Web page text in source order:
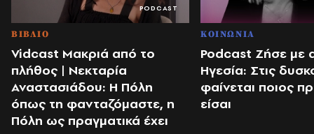
ΒΙΒΛΙΟ
Vidcast Μακριά από το
πλήθος | Νεκταρία
Αναστασιάδου: Η Πόλη
όπως τη φανταζόμαστε, η
Πόλη ως πραγματικά έχει
ΚΟΙΝΩΝΙΑ
Podcast Ζήσε με
Ηγεσία: Στις
φαίνεται ποιος
είσαι